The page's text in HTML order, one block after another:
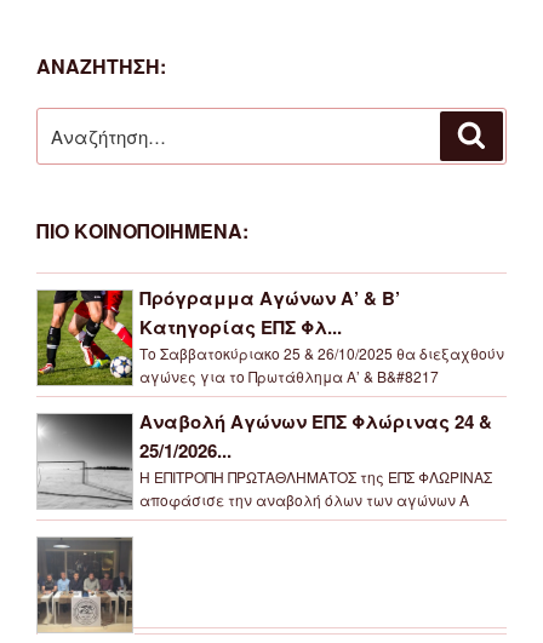
ΑΝΑΖΗΤΗΣΗ:
για:
ΠΙΟ ΚΟΙΝΟΠΟΙΗΜΕΝΑ:
Πρόγραμμα Αγώνων Α’ & Β’
Κατηγορίας ΕΠΣ Φλ...
Το Σαββατοκύριακο 25 & 26/10/2025 θα διεξαχθούν
αγώνες για το Πρωτάθλημα Α’ & Β&#8217
Αναβολή Αγώνων ΕΠΣ Φλώρινας 24 &
25/1/2026...
Η ΕΠΙΤΡΟΠΗ ΠΡΩΤΑΘΛΗΜΑΤΟΣ της ΕΠΣ ΦΛΩΡΙΝΑΣ
αποφάσισε την αναβολή όλων των αγώνων Α